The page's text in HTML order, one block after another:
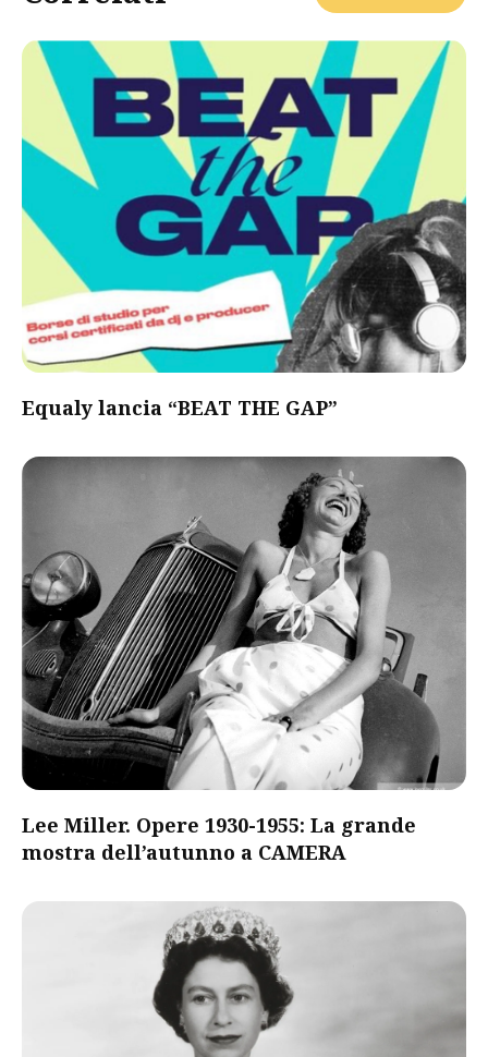
Equaly lancia “BEAT THE GAP”
Lee Miller. Opere 1930-1955: La grande
mostra dell’autunno a CAMERA